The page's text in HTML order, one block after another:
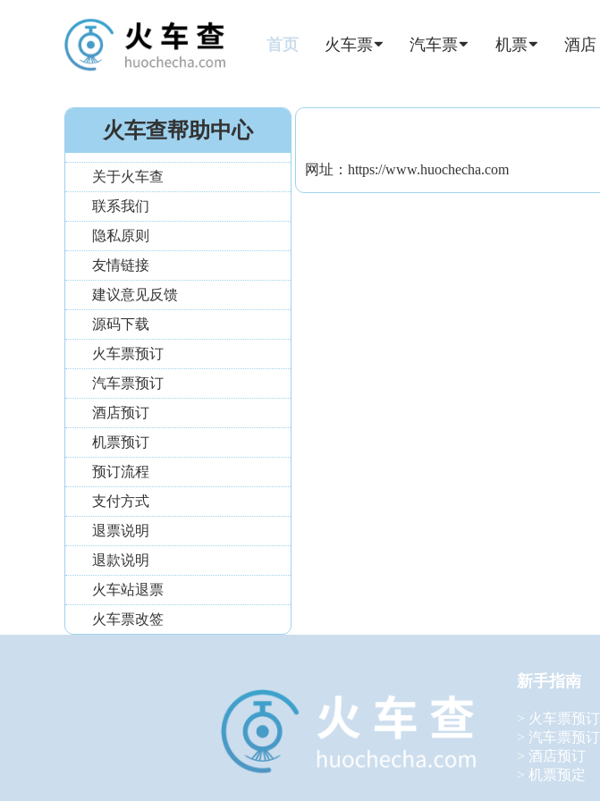
首页 火车票 汽车票 机票 酒店
火车查帮助中心
关于火车查
联系我们
隐私原则
友情链接
建议意见反馈
源码下载
火车票预订
汽车票预订
酒店预订
机票预订
预订流程
支付方式
退票说明
退款说明
火车站退票
火车票改签
网址： https://www.huochecha.com
新手指南
> 火车票预订
> 汽车票预订
> 酒店预订
> 机票预定